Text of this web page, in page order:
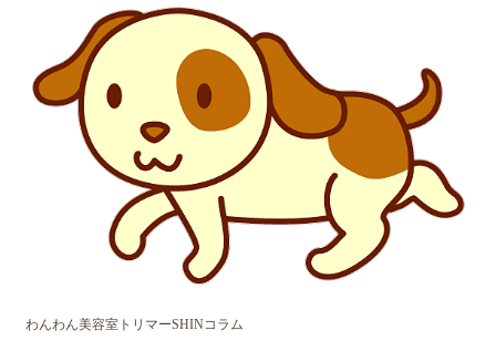
わんわん美容室トリマーSHINコラム